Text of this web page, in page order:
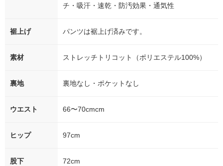
チ・吸汗・速乾・防汚効果・通気性
裾上げ パンツは裾上げ済みです。
素材 ストレッチトリコット（ポリエステル100%）
裏地 裏地なし・ポケットなし
ウエスト 66〜70cmcm
ヒップ 97cm
股下 72cm